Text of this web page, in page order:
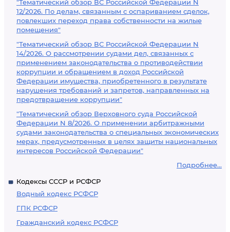
"Тематический обзор ВС Российской Федерации N
12/2026. По делам, связанным с оспариванием сделок,
повлекших переход права собственности на жилые
помещения"
"Тематический обзор ВС Российской Федерации N
14/2026. О рассмотрении судами дел, связанных с
применением законодательства о противодействии
коррупции и обращением в доход Российской
Федерации имущества, приобретенного в результате
нарушения требований и запретов, направленных на
предотвращение коррупции"
"Тематический обзор Верховного суда Российской
Федерации N 8/2026. О применении арбитражными
судами законодательства о специальных экономических
мерах, предусмотренных в целях защиты национальных
интересов Российской Федерации"
Подробнее...
Кодексы СССР и РСФСР
Водный кодекс РСФСР
ГПК РСФСР
Гражданский кодекс РСФСР